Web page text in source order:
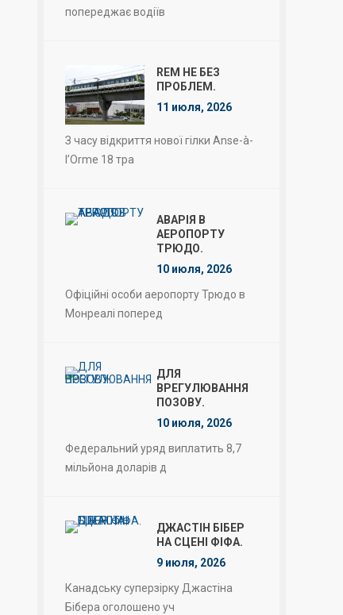
попереджає водіїв
REM НЕ БЕЗ
ПРОБЛЕМ.
11 июля, 2026
З часу відкриття нової гілки Anse-à-
l’Orme 18 тра
АВАРІЯ В
АЕРОПОРТУ
ТРЮДО.
10 июля, 2026
Офіційні особи аеропорту Трюдо в
Монреалі поперед
ДЛЯ
ВРЕГУЛЮВАННЯ
ПОЗОВУ.
10 июля, 2026
Федеральний уряд виплатить 8,7
мільйона доларів д
ДЖАСТІН БІБЕР
НА СЦЕНІ ФІФА.
9 июля, 2026
Канадську суперзірку Джастіна
Бібера оголошено уч